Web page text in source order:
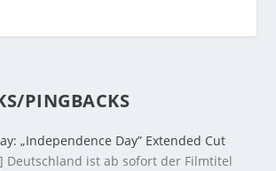
PINGBACKS
„Independence Day” Extended Cut
Deutschland ist ab sofort der Filmtitel